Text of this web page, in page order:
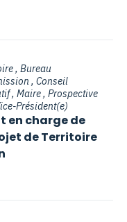
, Bureau
, Conseil
, Maire , Prospective
Président(e)
en charge de
de Territoire